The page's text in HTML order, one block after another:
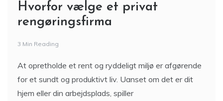
Hvorfor vælge et privat
rengøringsfirma
3 Min Reading
At opretholde et rent og ryddeligt miljø er afgørende
for et sundt og produktivt liv. Uanset om det er dit
hjem eller din arbejdsplads, spiller